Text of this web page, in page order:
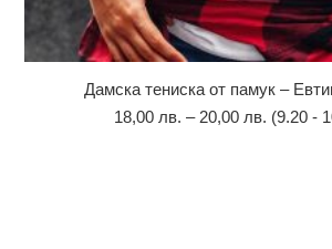
Дамска тениска от памук –
18,00 лв. – 20,00 лв. (9.20 -